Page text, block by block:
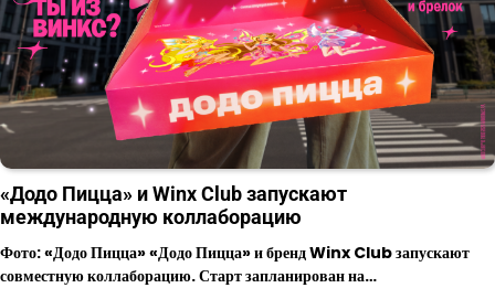
«Додо Пицца» и Winx Club запускают
международную коллаборацию
Фото: «Додо Пицца» «Додо Пицца» и бренд Winx Club запускают
совместную коллаборацию. Старт запланирован на…